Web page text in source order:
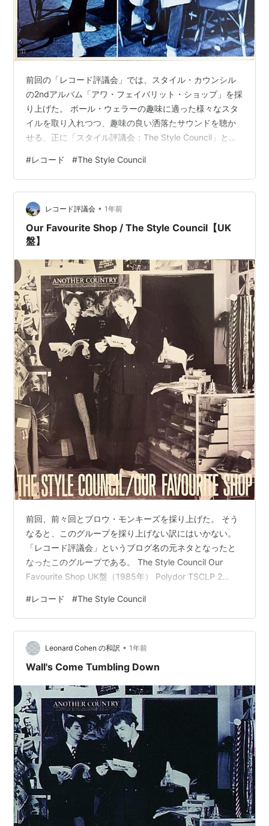
前回の「レコード評議会」では、スタイル・カウンシル
の2ndアルバム「アワ・フェイバリット・ショップ」を採
り上げた。 ポール・ウェラーの趣味に適った様々なスタ
イルを取り入れつつ、趣味の良い洒落たサウンドを聴か
せる、正に「スタイル評議会：The Style Council」とい
を強く感じさせるアルバムがある。 The Style Council
Café Bleu UK盤（1984年） Polydor TSCLP 1 SideA：
TSCLP 1 A//1▽420 R 13 ARUN 1 1 SideB：TSCLP 1
B//2▽420 R 13 …
#レコード #The Style Council
レコード評議会 • 1年前
Our Favourite Shop / The Style Council【UK
盤】
前回、前々回とブロウ・モンキーズを採り上げた。 そう
なると、このグループを採り上げない訳にはいかない。
「レコード評議会」というブログ名の元ネタとなったと
なったこのグループである。 The Style Council Our
Favourite Shop UK盤（1985年） Polydor TSCLP 2
B//4▽420R 1 1 1 1 SideA 1. Homebreakers 2. All Gone
Away 3. Come To Milton Keynes 4. Internationali…
#レコード #The Style Council
Leonard Cohen の和訳 • 1年前
Wall's Come Tumbling Down